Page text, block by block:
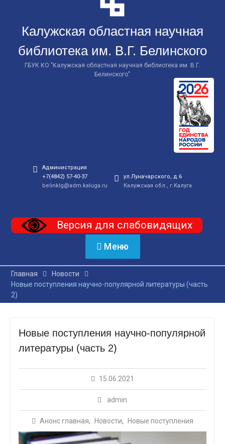
Калужская областная научная
библиотека им. В.Г. Белинского
ГБУК КО "Калужская областная научная библиотека им. В.Г.
Белинского"
Администрация
+7(4842) 57-40-37
belinklg@adm.kaluga.ru
ул.Луначарского, д.6
Калужская обл., г.Калуга
Версия для слабовидящих
Меню
Главная
Новости
Новые поступления научно-популярной литературы (часть
2)
Новые поступления научно-популярной
литературы (часть 2)
15.06.2021
admin
Анонс главная, Новости, Новые поступления